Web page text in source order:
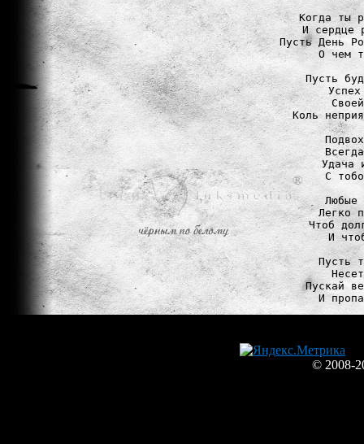
Когда ты
И сердце
Пусть День
О чем
Пусть
Коль
Удача
С
Любые
Легко
Чтоб
И
Пусть
Пускай
© 2008-